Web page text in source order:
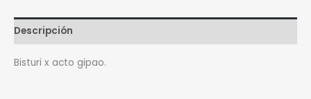
Descripción
Bisturi x acto gipao.